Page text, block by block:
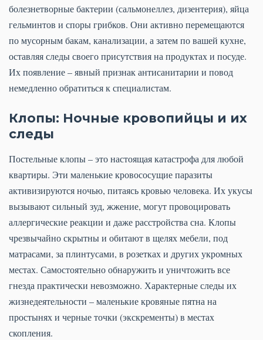
болезнетворные бактерии (сальмонеллез, дизентерия), яйца
гельминтов и споры грибков. Они активно перемещаются
по мусорным бакам, канализации, а затем по вашей кухне,
оставляя следы своего присутствия на продуктах и посуде.
Их появление – явный признак антисанитарии и повод
немедленно обратиться к специалистам.
Клопы: Ночные кровопийцы и их
следы
Постельные клопы – это настоящая катастрофа для любой
квартиры. Эти маленькие кровососущие паразиты
активизируются ночью, питаясь кровью человека. Их укусы
вызывают сильный зуд, жжение, могут провоцировать
аллергические реакции и даже расстройства сна. Клопы
чрезвычайно скрытны и обитают в щелях мебели, под
матрасами, за плинтусами, в розетках и других укромных
местах. Самостоятельно обнаружить и уничтожить все
гнезда практически невозможно. Характерные следы их
жизнедеятельности – маленькие кровяные пятна на
простынях и черные точки (экскременты) в местах
скопления.